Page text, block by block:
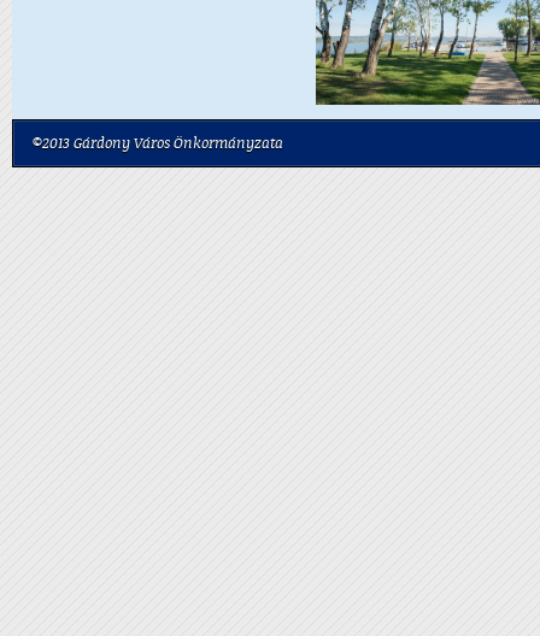
©2013 Gárdony Város Önkormányzata